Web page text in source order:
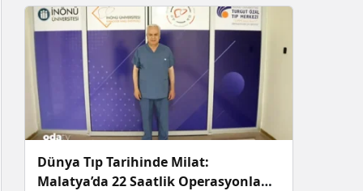
Dünya Tıp Tarihinde Milat:
Malatya’da 22 Saatlik Operasyonla